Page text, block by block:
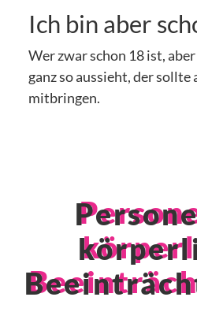
Ich bin aber
Wer zwar schon 18 ist,
ganz so aussieht, der sollte
mitbringen.